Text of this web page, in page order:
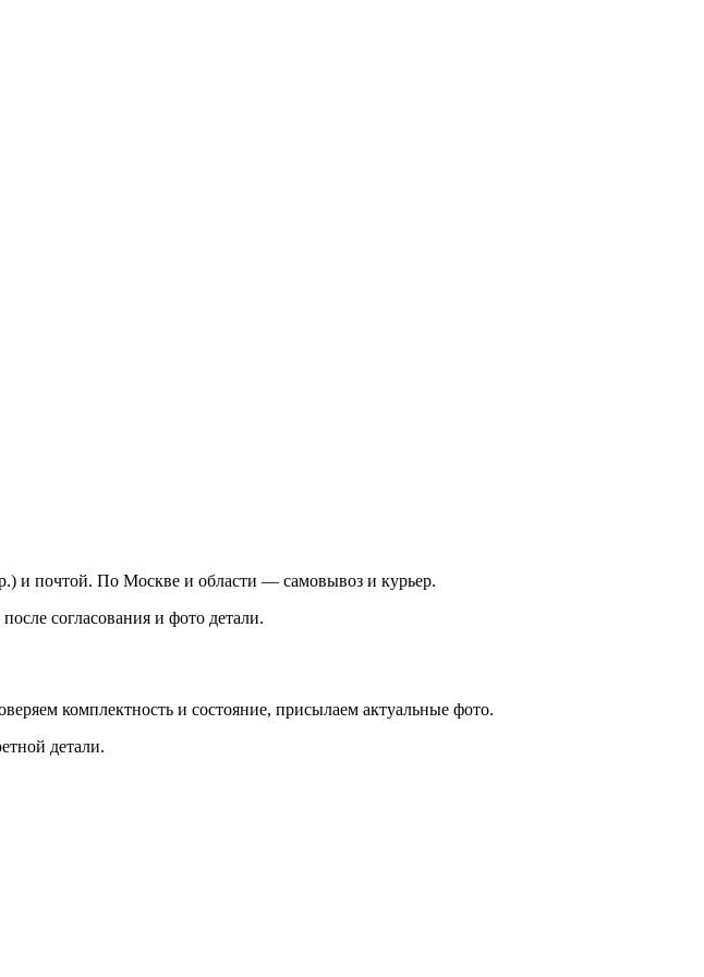
и почтой. По Москве и области — самовывоз и курьер.
согласования и фото детали.
комплектность и состояние, присылаем актуальные фото.
детали.